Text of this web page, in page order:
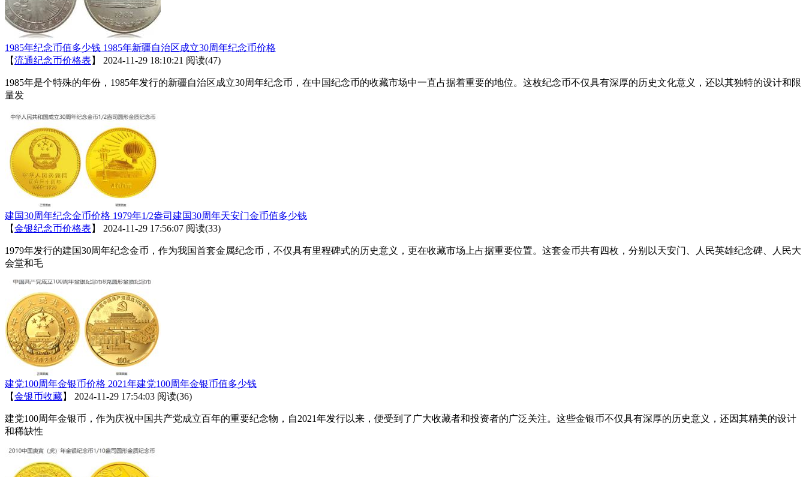
1985年纪念币值多少钱 1985年新疆自治区成立30周年纪念币价格
【流通纪念币价格表 】 2024-11-29 18:10:21 阅读(47)
1985年是个特殊的年份，1985年发行的新疆自治区成立30周年纪念币，在中国纪念币的收藏市场中一直占据着重要的地位。这枚纪念币不仅具有深厚的历史文化意义，还以其独特的设计和限
量发
建国30周年纪念金币价格 1979年1/2盎司建国30周年天安门金币值多少钱
【金银纪念币价格表 】 2024-11-29 17:56:07 阅读(33)
1979年发行的建国30周年纪念金币，作为我国首套金属纪念币，不仅具有里程碑式的历史意义，更在收藏市场上占据重要位置。这套金币共有四枚，分别以天安门、人民英雄纪念碑、人民大
会堂和毛
建党100周年金银币价格 2021年建党100周年金银币值多少钱
【金银币收藏】 2024-11-29 17:54:03 阅读(36)
建党100周年金银币，作为庆祝中国共产党成立百年的重要纪念物，自2021年发行以来，便受到了广大收藏者和投资者的广泛关注。这些金银币不仅具有深厚的历史意义，还因其精美的设计
和稀缺性